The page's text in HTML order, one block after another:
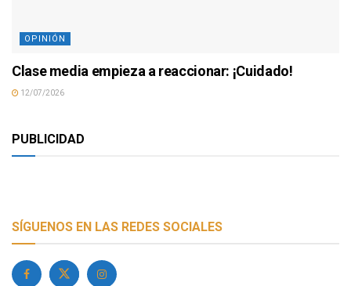
OPINIÓN
Clase media empieza a reaccionar: ¡Cuidado!
12/07/2026
PUBLICIDAD
SÍGUENOS EN LAS REDES SOCIALES